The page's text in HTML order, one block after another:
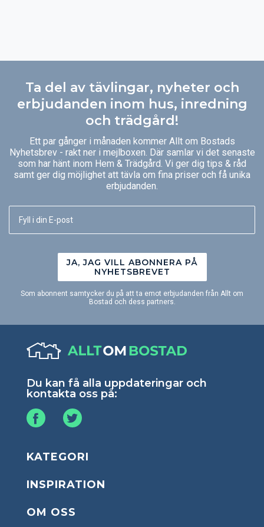
Ta del av tävlingar, nyheter och
erbjudanden inom hus, inredning
och trädgård!
Ett par gånger i månaden kommer Allt om Bostads
Nyhetsbrev - rakt ner i mejlboxen. Där samlar vi det senaste
som har hänt inom Hem & Trädgård. Vi ger dig tips & råd
samt ger dig möjlighet att tävla om fina priser och få unika
erbjudanden.
JA, JAG VILL ABONNERA PÅ
NYHETSBREVET
Som abonnent samtycker du på att ta emot erbjudanden från Allt om
Bostad och dess partners.
Du kan få alla uppdateringar och
kontakta oss på:
KATEGORI
INSPIRATION
OM OSS